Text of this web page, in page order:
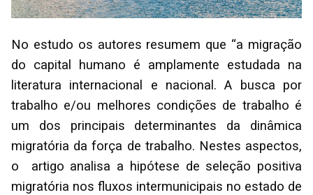
No estudo os autores resumem que “a migração
do capital humano é amplamente estudada na
literatura internacional e nacional. A busca por
trabalho e/ou melhores condições de trabalho é
um dos principais determinantes da dinâmica
migratória da força de trabalho. Nestes aspectos,
o artigo analisa a hipótese de seleção positiva
migratória nos fluxos intermunicipais no estado de